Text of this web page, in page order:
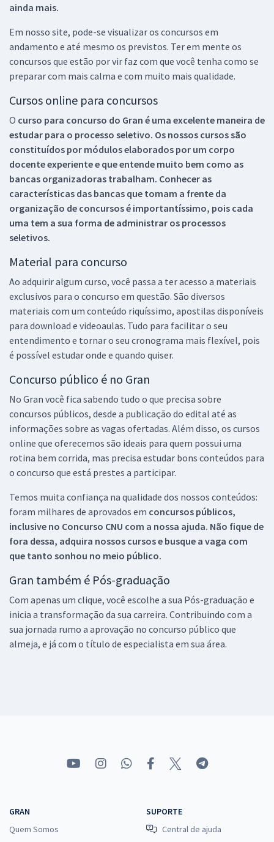
ainda mais.
Em nosso site, pode-se visualizar os concursos em
andamento e até mesmo os previstos. Ter em mente os
concursos que estão por vir faz com que você tenha como se
preparar com mais calma e com muito mais qualidade.
Cursos online para concursos
O curso para concurso do Gran é uma excelente maneira de
estudar para o processo seletivo. Os nossos cursos são
constituídos por módulos elaborados por um corpo
docente experiente e que entende muito bem como as
bancas organizadoras trabalham. Conhecer as
características das bancas que tomam a frente da
organização de concursos é importantíssimo, pois cada
uma tem a sua forma de administrar os processos
seletivos.
Material para concurso
Ao adquirir algum curso, você passa a ter acesso a materiais
exclusivos para o concurso em questão. São diversos
materiais com um conteúdo riquíssimo, apostilas disponíveis
para download e videoaulas. Tudo para facilitar o seu
entendimento e tornar o seu cronograma mais flexível, pois
é possível estudar onde e quando quiser.
Concurso público é no Gran
No Gran você fica sabendo tudo o que precisa sobre
concursos públicos, desde a publicação do edital até as
informações sobre as vagas ofertadas. Além disso, os cursos
online que oferecemos são ideais para quem possui uma
rotina bem corrida, mas precisa estudar bons conteúdos para
o concurso que está prestes a participar.
Temos muita confiança na qualidade dos nossos conteúdos:
foram milhares de aprovados em concursos públicos,
inclusive no Concurso CNU com a nossa ajuda. Não fique de
fora dessa, adquira nossos cursos e busque a vaga com
que tanto sonhou no meio público.
Gran também é Pós-graduação
Com apenas um clique, você escolhe a sua Pós-graduação e
inicia a transformação da sua carreira. Contribuindo com a
sua jornada rumo a aprovação no concurso público que
almeja, e já com o título de especialista em sua área.
GRAN
Quem Somos
SUPORTE
Central de ajuda